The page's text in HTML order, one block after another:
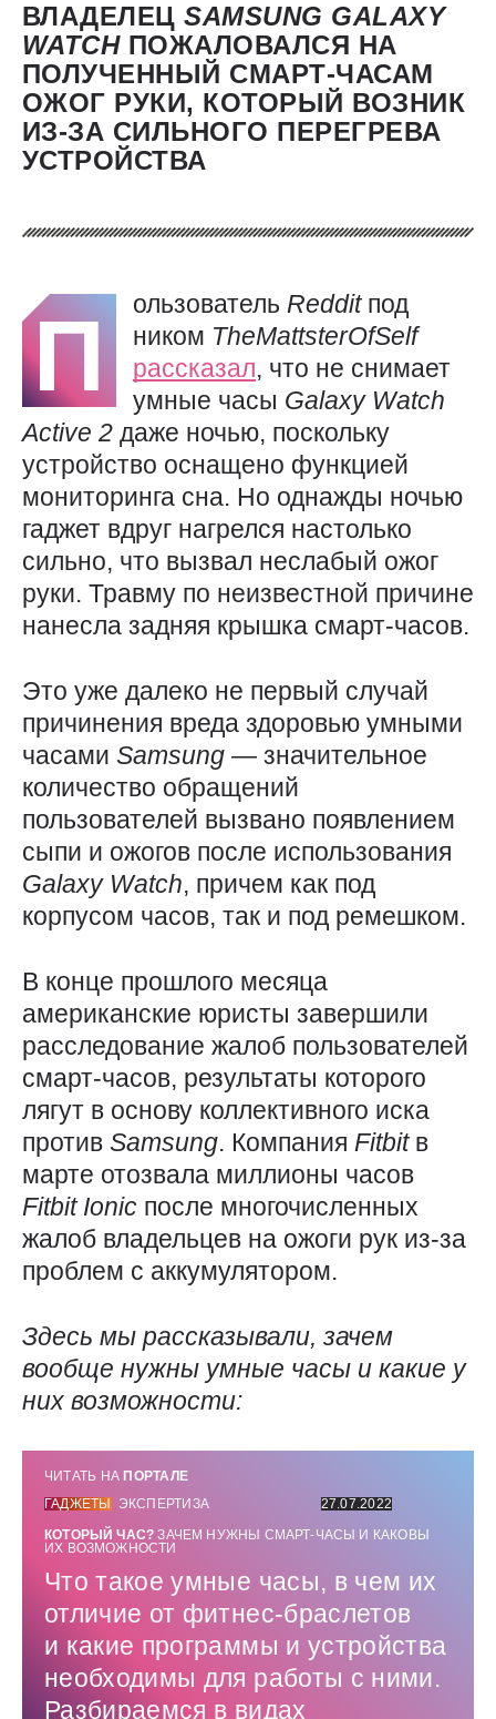
ВЛАДЕЛЕЦSAMSUNG GALAXY
WATCH ПОЖАЛОВАЛСЯ НА
ПОЛУЧЕННЫЙ СМАРТ-ЧАСАМ
ОЖОГ РУКИ, КОТОРЫЙ ВОЗНИК
ИЗ-ЗА СИЛЬНОГО ПЕРЕГРЕВА
УСТРОЙСТВА
П ользователь Reddit под
ником TheMattsterOfSelf
рассказал, что не снимает
умные часы Galaxy Watch
Active 2 даже ночью, поскольку
устройство оснащено функцией
мониторинга сна. Но однажды ночью
гаджет вдруг нагрелся настолько
сильно, что вызвал неслабый ожог
руки. Травму по неизвестной причине
нанесла задняя крышка смарт-часов.
Это уже далеко не первый случай
причинения вреда здоровью умными
часами Samsung — значительное
количество обращений
пользователей вызвано появлением
сыпи и ожогов после использования
Galaxy Watch, причем как под
корпусом часов, так и под ремешком.
В конце прошлого месяца
американские юристы завершили
расследование жалоб пользователей
смарт-часов, результаты которого
лягут в основу коллективного иска
против Samsung. Компания Fitbit в
марте отозвала миллионы часов
Fitbit Ionic после многочисленных
жалоб владельцев на ожоги рук из-за
проблем с аккумулятором.
Здесь мы рассказывали, зачем
вообще нужны умные часы и какие у
них возможности:
ЧИТАТЬ НА ПОРТАЛЕ
ГАДЖЕТЫ
ЭКСПЕРТИЗА
27.07.2022
КОТОРЫЙ ЧАС? ЗАЧЕМ НУЖНЫ СМАРТ-ЧАСЫ И КАКОВЫ
ИХ ВОЗМОЖНОСТИ
Что такое умные часы, в чем их
отличие от фитнес-браслетов
и какие программы и устройства
необходимы для работы с ними.
Разбираемся в видах